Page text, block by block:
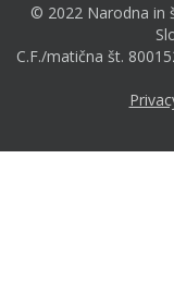
© 2022 Narodna in
C.F./matična št.